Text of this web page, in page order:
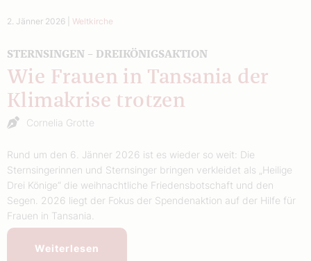
2. Jänner 2026 Weltkirche
STERNSINGEN – DREIKÖNIGSAKTION
Wie Frauen in Tansania der
Klimakrise trotzen
Cornelia Grotte
Rund um den 6. Jänner 2026 ist es wieder so weit: Die
Sternsingerinnen und Sternsinger bringen verkleidet als „Heilige
Drei Könige“ die weihnachtliche Friedensbotschaft und den
Segen. 2026 liegt der Fokus der Spendenaktion auf der Hilfe für
Frauen in Tansania.
Weiterlesen